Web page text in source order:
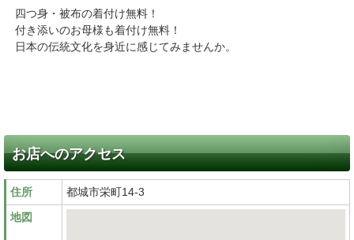
四つ身・被布の着付け無料！
付き添いのお母様も着付け無料！
日本の伝統文化を身近に感じてみませんか。
お店へのアクセス
住所
都城市栄町14-3
地図